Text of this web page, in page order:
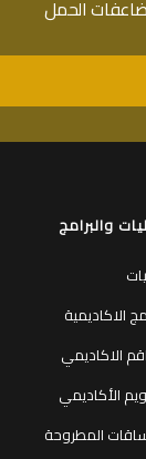
الحمل
والبرامج
الاكاديمية
الاكاديمي
الأكاديمي
المطروحة